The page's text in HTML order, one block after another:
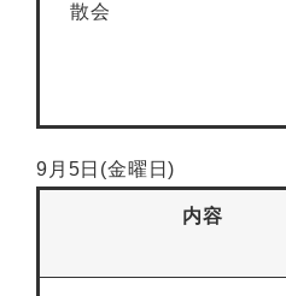
散会
9月5日(金曜日)
内容